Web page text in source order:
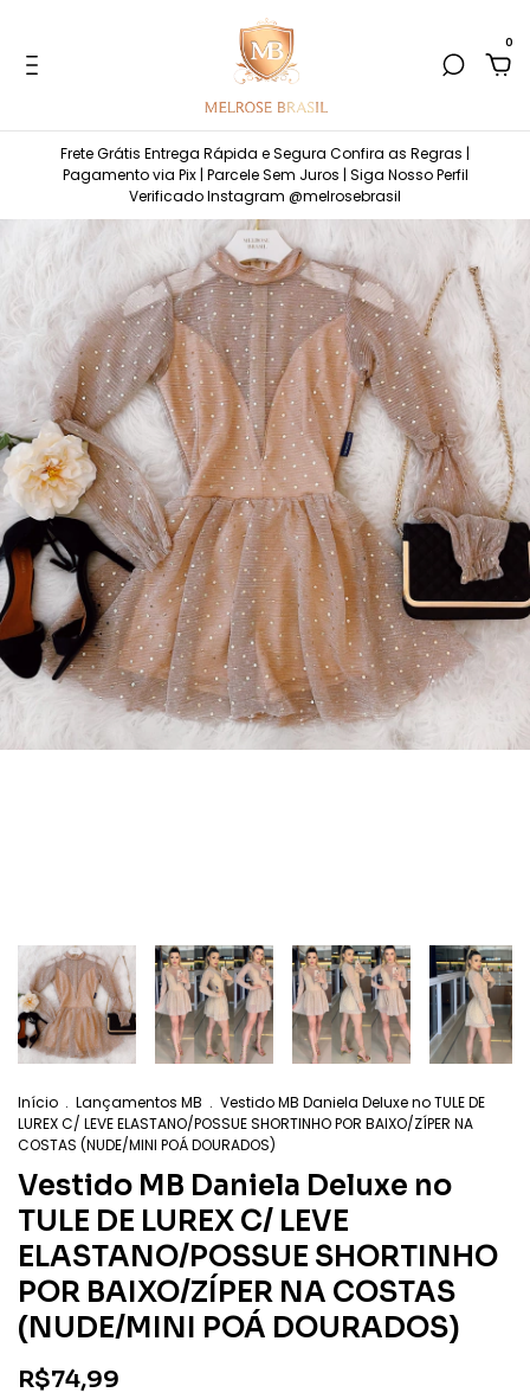
0
Frete Grátis Entrega Rápida e Segura Confira as Regras |
Pagamento via Pix | Parcele Sem Juros | Siga Nosso Perfil
Verificado Instagram @melrosebrasil
Início . Lançamentos MB . Vestido MB Daniela Deluxe no TULE DE
LUREX C/ LEVE ELASTANO/POSSUE SHORTINHO POR BAIXO/ZÍPER NA
COSTAS (NUDE/MINI POÁ DOURADOS)
Vestido MB Daniela Deluxe no
TULE DE LUREX C/ LEVE
ELASTANO/POSSUE SHORTINHO
POR BAIXO/ZÍPER NA COSTAS
(NUDE/MINI POÁ DOURADOS)
R$74,99